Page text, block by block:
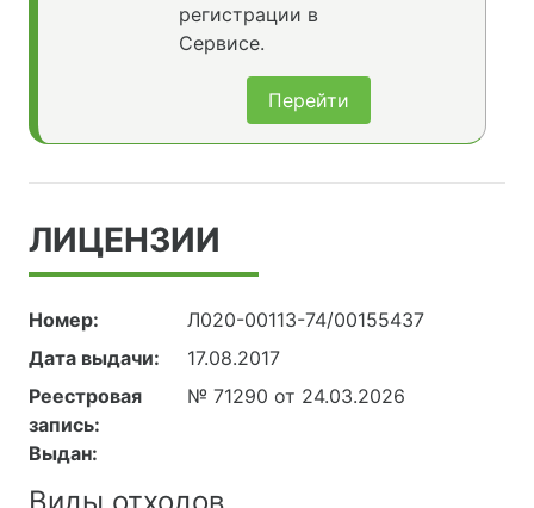
регистрации в
Сервисе.
Перейти
ЛИЦЕНЗИИ
Номер:
Л020-00113-74/00155437
Дата выдачи:
17.08.2017
Реестровая
запись:
№ 71290 от 24.03.2026
Выдан: